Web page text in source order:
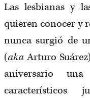
Las lesbianas y
quieren conocer y
nunca surgió de
(akaArturo
aniversario
característicos